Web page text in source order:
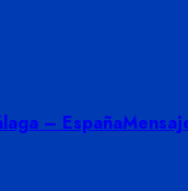
– España